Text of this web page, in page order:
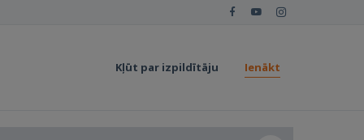
Kļūt par izpildītāju Ienākt